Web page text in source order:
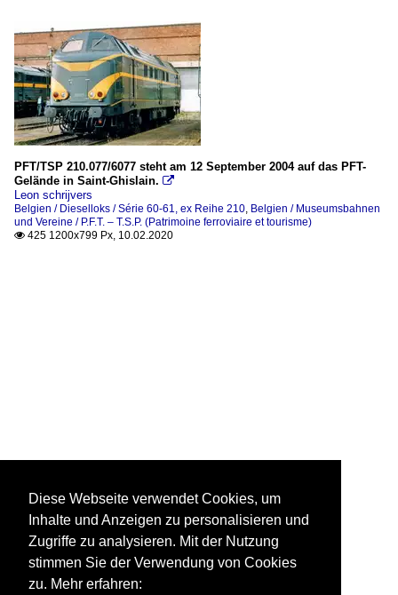
PFT/TSP 210.077/6077 steht am 12 September 2004 auf das PFT-
Gelände in Saint-Ghislain. 
Leon schrijvers
Belgien / Dieselloks / Série 60-61, ex Reihe 210, Belgien / Museumsbahnen
und Vereine / P.F.T. – T.S.P. (Patrimoine ferroviaire et tourisme)
 425 1200x799 Px, 10.02.2020
Diese Webseite verwendet Cookies, um
Inhalte und Anzeigen zu personalisieren und
Zugriffe zu analysieren. Mit der Nutzung
stimmen Sie der Verwendung von Cookies
zu. Mehr erfahren: